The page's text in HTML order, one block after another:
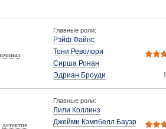
Главные роли:
Рэйф Файнс
Тони Револори
Сирша Ронан
Эдриан Броуди
детектив
Главные роли:
Лили Коллинз
Джейми Кэмпбелл Бауэр